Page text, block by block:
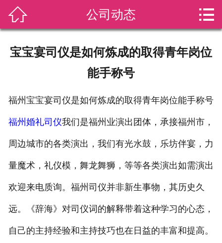
荣誉资质
服务套餐
联系我们
配套服务
 公司动态 
宝宝宴司仪是如何炼成的取得青年岗位
能手称号
福州宝宝宴司仪是如何炼成的取得青年岗位能手称号
福州婚礼司仪我们是福州业演出团体，承接福州市，
周边城市的各类演出，我们有光水鼓，乐坊伴宴，力
量魔术，礼仪模，舞龙舞狮，等等各类演出如需演出
欢迎来电质询。福州司仪并非新生事物，其历史久
远。《辞海》对司仪词的解释带着这种学习的心态，
自己的主持经验和主持技巧也在日益的丰富和提高。